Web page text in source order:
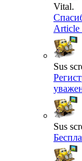
Vital.
Article
Sus
Sus